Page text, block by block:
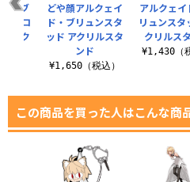
アルクェイ
リュンスタ
クリルス
¥1,430（
・ブ
ド ロ
アク
どや顔アルクェイ
ド・ブリュンスタ
ッド アクリルスタ
ンド
¥1,650（税込）
この商品を買った人はこんな商